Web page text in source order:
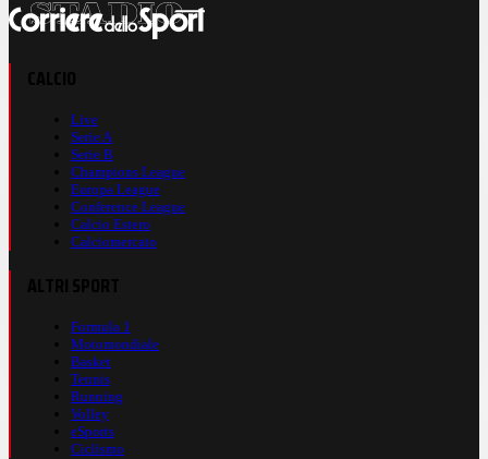
Live
Serie A
Serie B
Champions League
Europa League
Conference League
Calcio Estero
Calciomercato
Formula 1
Motomondiale
Basket
Tennis
Running
Volley
eSports
Ciclismo